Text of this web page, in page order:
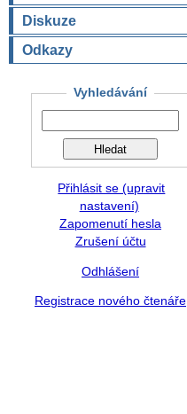
Diskuze
Odkazy
Vyhledávání
Přihlásit se (upravit
nastavení)
Zapomenutí hesla
Zrušení účtu
Odhlášení
Registrace nového čtenáře